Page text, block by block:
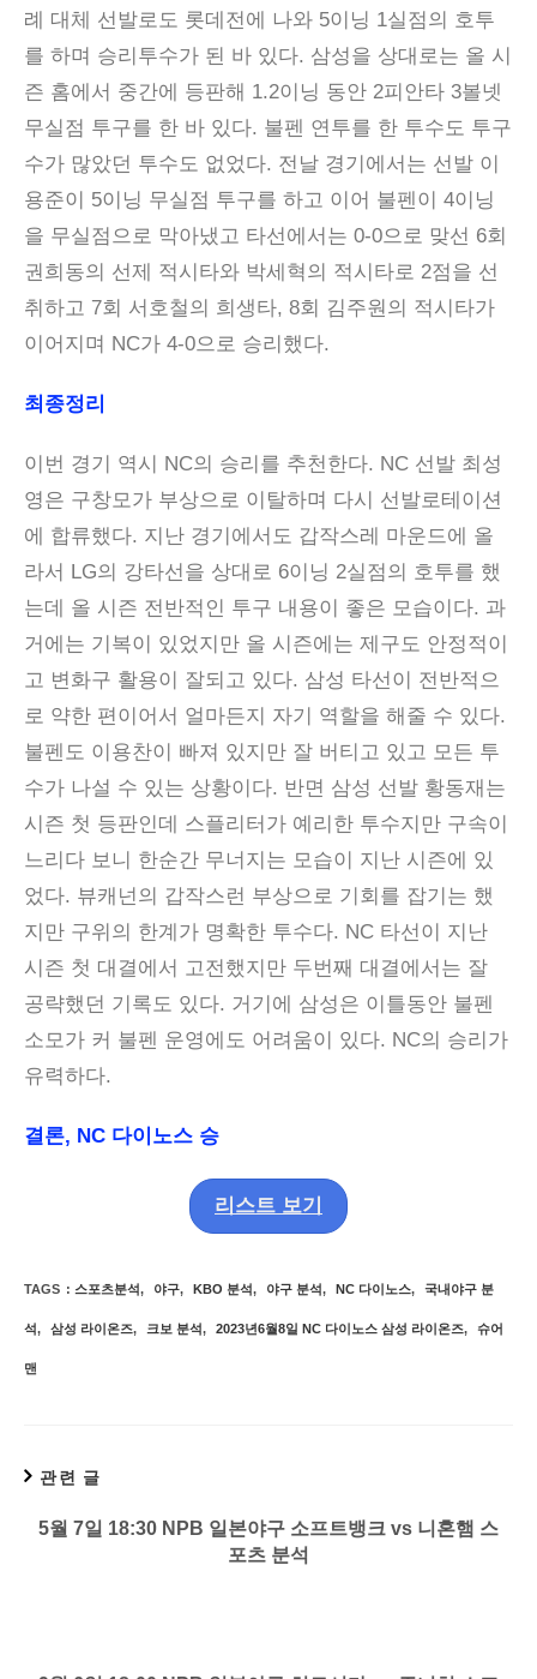
례 대체 선발로도 롯데전에 나와 5이닝 1실점의 호투
를 하며 승리투수가 된 바 있다. 삼성을 상대로는 올 시
즌 홈에서 중간에 등판해 1.2이닝 동안 2피안타 3볼넷
무실점 투구를 한 바 있다. 불펜 연투를 한 투수도 투구
수가 많았던 투수도 없었다. 전날 경기에서는 선발 이
용준이 5이닝 무실점 투구를 하고 이어 불펜이 4이닝
을 무실점으로 막아냈고 타선에서는 0-0으로 맞선 6회
권희동의 선제 적시타와 박세혁의 적시타로 2점을 선
취하고 7회 서호철의 희생타, 8회 김주원의 적시타가
이어지며 NC가 4-0으로 승리했다.
최종정리
이번 경기 역시 NC의 승리를 추천한다. NC 선발 최성
영은 구창모가 부상으로 이탈하며 다시 선발로테이션
에 합류했다. 지난 경기에서도 갑작스레 마운드에 올
라서 LG의 강타선을 상대로 6이닝 2실점의 호투를 했
는데 올 시즌 전반적인 투구 내용이 좋은 모습이다. 과
거에는 기복이 있었지만 올 시즌에는 제구도 안정적이
고 변화구 활용이 잘되고 있다. 삼성 타선이 전반적으
로 약한 편이어서 얼마든지 자기 역할을 해줄 수 있다.
불펜도 이용찬이 빠져 있지만 잘 버티고 있고 모든 투
수가 나설 수 있는 상황이다. 반면 삼성 선발 황동재는
시즌 첫 등판인데 스플리터가 예리한 투수지만 구속이
느리다 보니 한순간 무너지는 모습이 지난 시즌에 있
었다. 뷰캐넌의 갑작스런 부상으로 기회를 잡기는 했
지만 구위의 한계가 명확한 투수다. NC 타선이 지난
시즌 첫 대결에서 고전했지만 두번째 대결에서는 잘
공략했던 기록도 있다. 거기에 삼성은 이틀동안 불펜
소모가 커 불펜 운영에도 어려움이 있다. NC의 승리가
유력하다.
결론, NC 다이노스 승
리스트 보기
TAGS : 스포츠분석, 야구, KBO 분석, 야구 분석, NC 다이노스, 국내야구 분
석, 삼성 라이온즈, 크보 분석, 2023년6월8일 NC 다이노스 삼성 라이온즈, 슈어
맨
관련 글
5월 7일 18:30 NPB 일본야구 소프트뱅크 vs 니혼햄 스
포츠 분석